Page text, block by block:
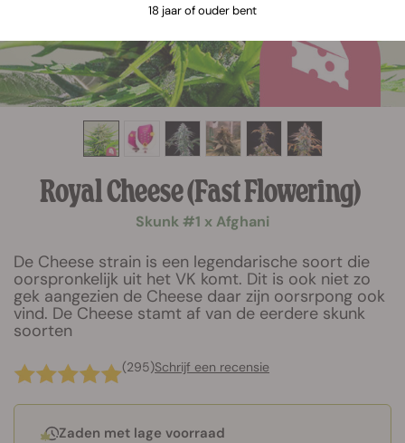
Royal Cheese (Fast Flowering)
Skunk #1 x Afghani
De Cheese strain is een legendarische soort die
oorspronkelijk uit het VK komt. Dit is ook niet zo
gek aangezien de Cheese daar zijn oorsrpong ook
vind. De Cheese stamt af van de eerdere skunk
soorten
(295)Schrijf een recensie
Zaden met lage voorraad
18 jaar of ouder bent